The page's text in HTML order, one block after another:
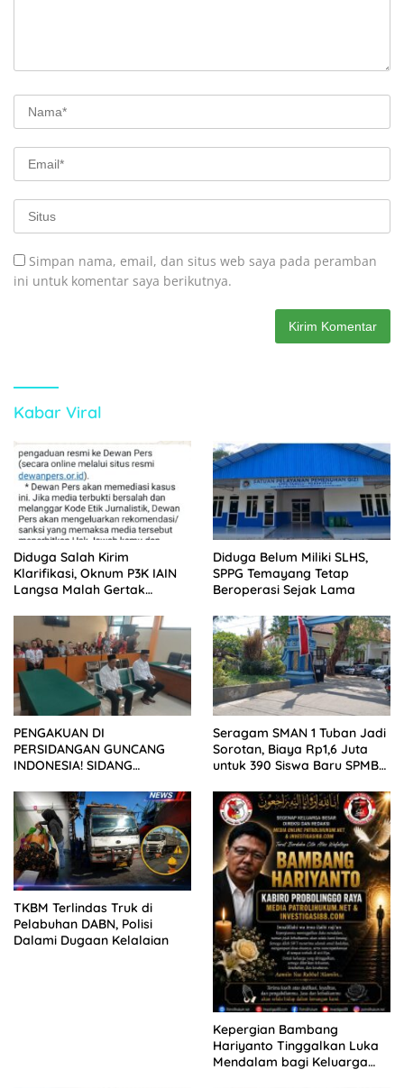
Simpan nama, email, dan situs web saya pada peramban
ini untuk komentar saya berikutnya.
Kabar Viral
Diduga Salah Kirim
Klarifikasi, Oknum P3K IAIN
Langsa Malah Gertak
Diduga Belum Miliki SLHS,
SPPG Temayang Tetap
Beroperasi Sejak Lama
PENGAKUAN DI
PERSIDANGAN GUNCANG
INDONESIA! SIDANG
KELUARGA KORBAN
MENGAMUK DI PN MALANG
Seragam SMAN 1 Tuban Jadi
Sorotan, Biaya Rp1,6 Juta
untuk 390 Siswa Baru SPMB
TKBM Terlindas Truk di
Pelabuhan DABN, Polisi
Dalami Dugaan Kelalaian
Kepergian Bambang
Hariyanto Tinggalkan Luka
Mendalam bagi Keluarga